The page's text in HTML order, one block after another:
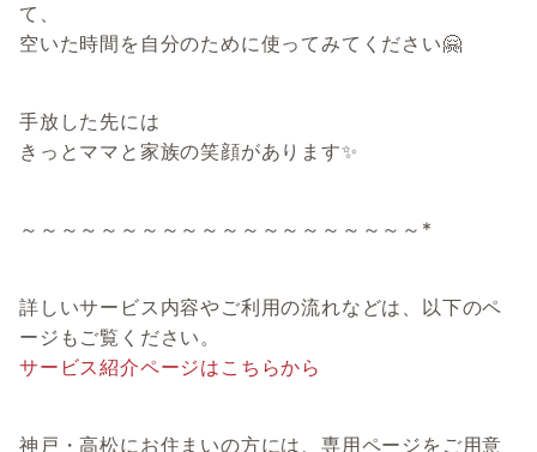
て、
空いた時間を自分のために使ってみてください🤗
手放した先には
きっとママと家族の笑顔があります✨
～～～～～～～～～～～～～～～～～～～～*
詳しいサービス内容やご利用の流れなどは、以下のペ
ージもご覧ください。
サービス紹介ページはこちらから
神戸・高松にお住まいの方には、専用ページをご用意